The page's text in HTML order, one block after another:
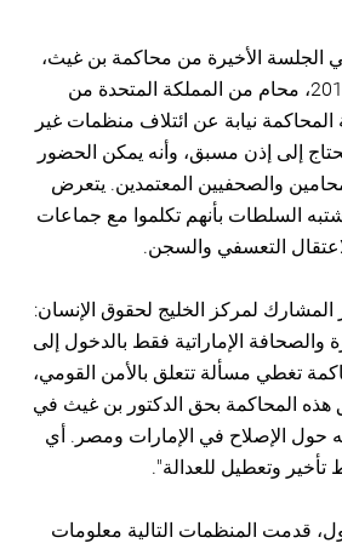
الجلسة الأخيرة من محاكمة بن غيث،
في 27 سبتمبر/أيلول 2016، محام من المملكة المتحدة من
نيابة عن ائتلاف منظمات غير
إلى إذن مسبق، وأنه يمكن الحضور
والصحفيين المعتمدين. يتعرض
السلطات بأنهم تكلموا مع جماعات
التعسفي والسجن.
المشارك لمركز الخليج لحقوق الإنسان:
الإماراتية فقط بالدخول إلى
تغطي مسألة تتعلق بالأمن القومي،
هذه المحاكمة بحق الدكتور بن غيث في
حول الإصلاح في الإمارات ومصر. أي
وتعطيل للعدالة".
قدمت المنظمات التالية معلومات